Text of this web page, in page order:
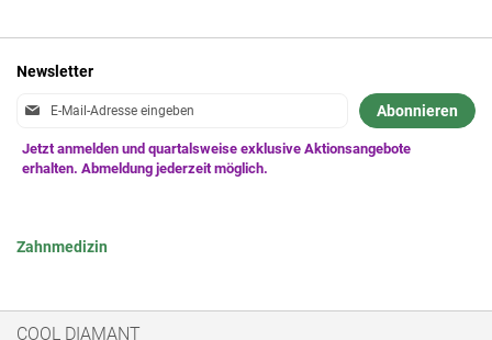
Newsletter
Anmeldung
Newsletter:
Abonnieren
Zahnmedizin
COOL DIAMANT